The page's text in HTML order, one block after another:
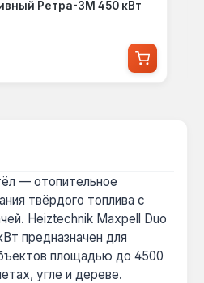
Ретра-3М 450 кВт
— отопительное
твёрдого топлива с
Heiztechnik Maxpell Duo
предназначен для
площадью до 4500
угле и дереве.